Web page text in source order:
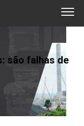
são falhas de